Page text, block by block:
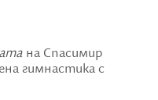
на Спасимир
гимнастика с